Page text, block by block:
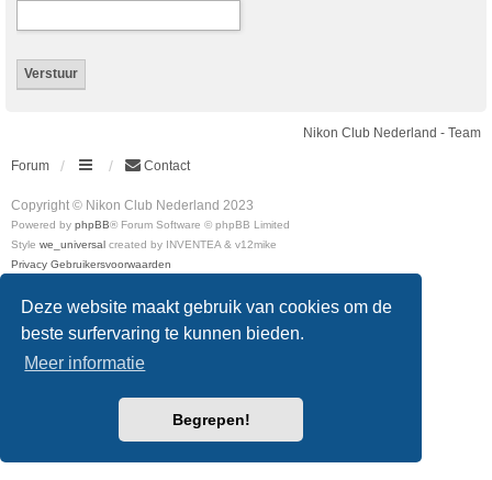
Deze website maakt gebruik van cookies om de
beste surfervaring te kunnen bieden.
Meer informatie
Begrepen!
Nikon Club Nederland - Team
Forum Contact
Copyright © Nikon Club Nederland 2023
Powered by phpBB® Forum Software © phpBB Limited
Style we_universal created by INVENTEA & v12mike
Privacy Gebruikersvoorwaarden